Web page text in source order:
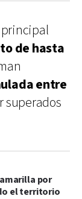
principal
de hasta
entre
superados
por
el territorio